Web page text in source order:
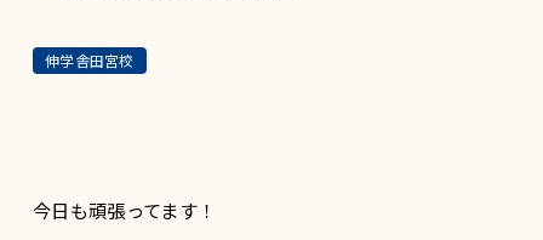
伸学舎田宮校
今日も頑張ってます！